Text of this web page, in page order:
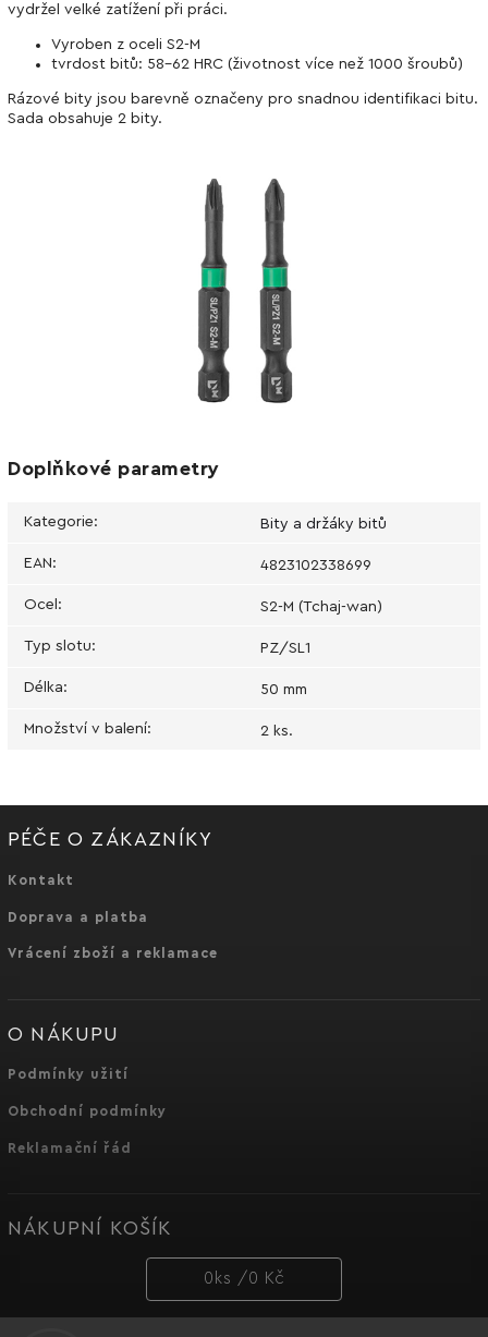
vydržel velké zatížení při práci.
Vyroben z oceli S2-M
tvrdost bitů: 58-62 HRC (životnost více než 1000 šroubů)
Rázové bity jsou barevně označeny pro snadnou identifikaci bitu.
Sada obsahuje 2 bity.
Doplňkové parametry
Kategorie: Bity a držáky bitů
EAN: 4823102338699
Ocel : S2-M (Tchaj-wan)
Typ slotu: PZ/SL1
Délka: 50 mm
Množství v balení: 2 ks.
PÉČE O ZÁKAZNÍKY
Kontakt
Doprava a platba
Vrácení zboží a reklamace
O NÁKUPU
Podmínky užití
Obchodní podmínky
Reklamační řád
NÁKUPNÍ KOŠÍK
0 ks / 0 Kč